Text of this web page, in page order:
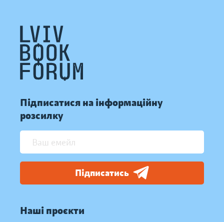
Підписатися на інформаційну
розсилку
Підписатись
Наші проєкти